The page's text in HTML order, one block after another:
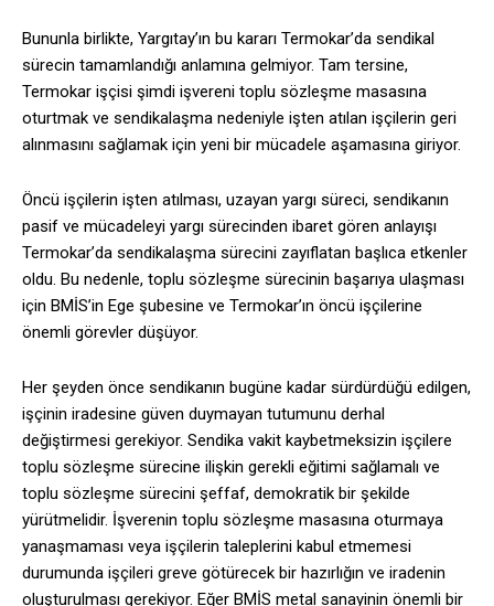
Bununla birlikte, Yargıtay’ın bu kararı Termokar’da sendikal
sürecin tamamlandığı anlamına gelmiyor. Tam tersine,
Termokar işçisi şimdi işvereni toplu sözleşme masasına
oturtmak ve sendikalaşma nedeniyle işten atılan işçilerin geri
alınmasını sağlamak için yeni bir mücadele aşamasına giriyor.
Öncü işçilerin işten atılması, uzayan yargı süreci, sendikanın
pasif ve mücadeleyi yargı sürecinden ibaret gören anlayışı
Termokar’da sendikalaşma sürecini zayıflatan başlıca etkenler
oldu. Bu nedenle, toplu sözleşme sürecinin başarıya ulaşması
için BMİS’in Ege şubesine ve Termokar’ın öncü işçilerine
önemli görevler düşüyor.
Her şeyden önce sendikanın bugüne kadar sürdürdüğü edilgen,
işçinin iradesine güven duymayan tutumunu derhal
değiştirmesi gerekiyor. Sendika vakit kaybetmeksizin işçilere
toplu sözleşme sürecine ilişkin gerekli eğitimi sağlamalı ve
toplu sözleşme sürecini şeffaf, demokratik bir şekilde
yürütmelidir. İşverenin toplu sözleşme masasına oturmaya
yanaşmaması veya işçilerin taleplerini kabul etmemesi
durumunda işçileri greve götürecek bir hazırlığın ve iradenin
oluşturulması gerekiyor. Eğer BMİS metal sanayinin önemli bir